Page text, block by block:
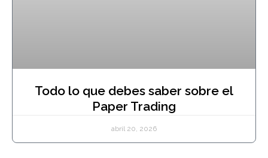
Todo lo que debes saber sobre el
Paper Trading
abril 20, 2026